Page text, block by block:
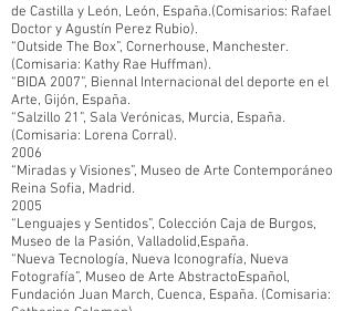
de Castilla y León, León, España.(Comisarios: Rafael
Doctor y Agustín Perez Rubio).
“Outside The Box”, Cornerhouse, Manchester.
(Comisaria: Kathy Rae Huffman).
“BIDA 2007”, Biennal Internacional del deporte en el
Arte, Gijón, España.
“Salzillo 21”, Sala Verónicas, Murcia, España.
(Comisaria: Lorena Corral).
2006
“Miradas y Visiones”, Museo de Arte Contemporáneo
Reina Sofia, Madrid.
2005
“Lenguajes y Sentidos”, Colección Caja de Burgos,
Museo de la Pasión, Valladolid,España.
“Nueva Tecnología, Nueva Iconografía, Nueva
Fotografía”, Museo de Arte AbstractoEspañol,
Fundación Juan March, Cuenca, España. (Comisaria: